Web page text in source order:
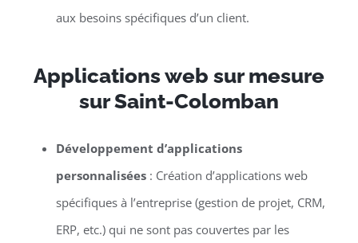
aux besoins spécifiques d’un client.
Applications web sur mesure
sur Saint-Colomban
Développement d’applications
personnalisées: Création d’applications web
spécifiques à l’entreprise (gestion de projet, CRM,
ERP, etc.) qui ne sont pas couvertes par les